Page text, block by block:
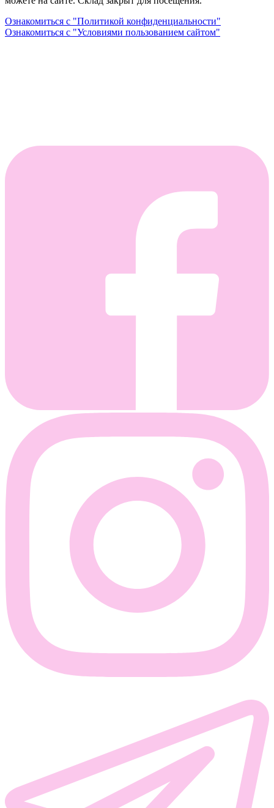
Ознакомиться с "Политикой конфиденциальности"
Ознакомиться с "Условиями пользованием сайтом"